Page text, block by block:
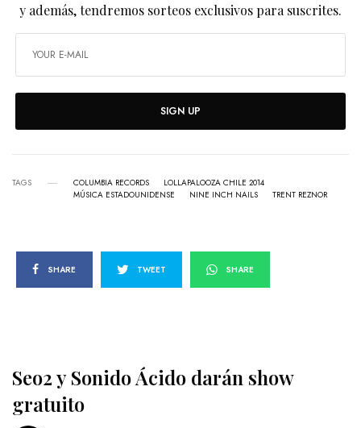
y además, tendremos sorteos exclusivos para suscrites.
SIGN UP
TAGS COLUMBIA RECORDS
LOLLAPALOOZA CHILE 2014
MÚSICA ESTADOUNIDENSE
NINE INCH NAILS TRENT REZNOR
SHARE TWEET SHARE
Seo2 y Sonido Ácido darán show
gratuito